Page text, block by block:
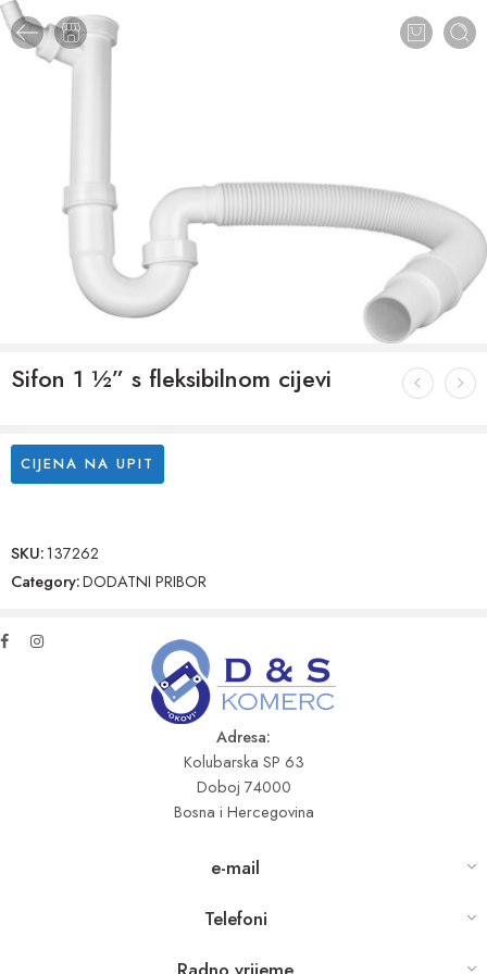
Sifon 1 ½” s fleksibilnom cijevi
CIJENA NA UPIT
SKU:137262
Category:DODATNI PRIBOR
Adresa:
Kolubarska SP 63
Doboj 74000
Bosna i Hercegovina
e-mail
Telefoni